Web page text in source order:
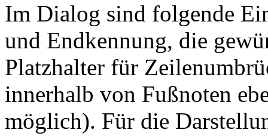
Im Dialog sind folgende
und Endkennung, die
Platzhalter für
innerhalb von Fußnoten
möglich). Für die